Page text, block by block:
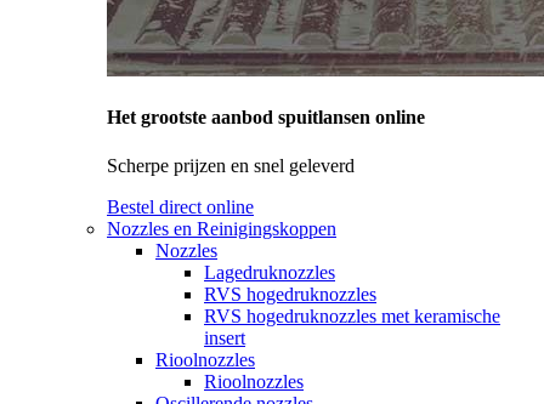
Het grootste aanbod spuitlansen online
Scherpe prijzen en snel geleverd
Bestel direct online
Nozzles en Reinigingskoppen
Nozzles
Lagedruknozzles
RVS hogedruknozzles
RVS hogedruknozzles met keramische
insert
Rioolnozzles
Rioolnozzles